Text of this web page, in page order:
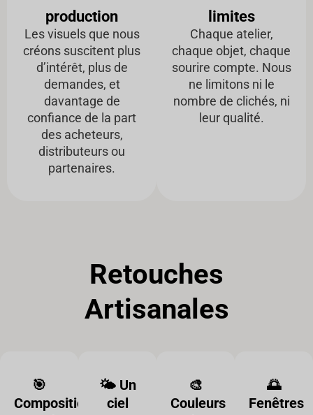
production
Les visuels que nous
créons suscitent plus
d’intérêt, plus de
demandes, et
davantage de
confiance de la part
des acheteurs,
distributeurs ou
partenaires.
limites
Chaque atelier,
chaque objet, chaque
sourire compte. Nous
ne limitons ni le
nombre de clichés, ni
leur qualité.
Retouches
Artisanales
🎯
Composition
🌤️ Un
ciel
🎨
Couleurs
🌅
Fenêtres